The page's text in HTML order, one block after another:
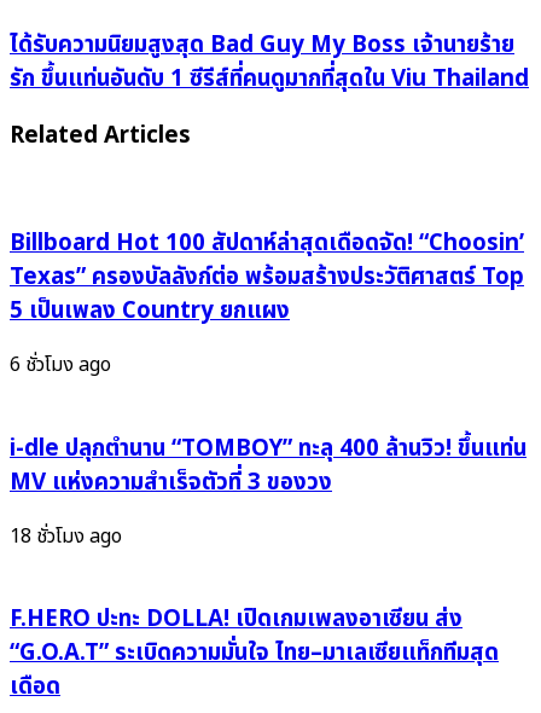
สาว
สวย
เซ็กซี่
ดีกรี
แชมป์
ตี้
ประเทศไทย
วัน
นี้
ขอ
มุก
สาด
ความ
ฮาใน
ไม่
จำกัด
จัด
เต็ม
ได้
รับ
นิยม
Boss เจ้า
นาย
ร้าย
ขึ้น
1
ซี
ที่
มาก
ที่สุด
ใน Viu
ได้รับความนิยมสูงสุด Bad Guy My Boss เจ้านายร้าย
รัก ขึ้นแท่นอันดับ 1 ซีรีส์ที่คนดูมากที่สุดใน Viu Thailand
Related Articles
Billboard Hot 100 สัปดาห์ล่าสุดเดือดจัด! “Choosin’
Texas” ครองบัลลังก์ต่อ พร้อมสร้างประวัติศาสตร์ Top
5 เป็นเพลง Country ยกแผง
6 ชั่วโมง ago
i-dle ปลุกตำนาน “TOMBOY” ทะลุ 400 ล้านวิว! ขึ้นแท่น
MV แห่งความสำเร็จตัวที่ 3 ของวง
18 ชั่วโมง ago
F.HERO ปะทะ DOLLA! เปิดเกมเพลงอาเซียน ส่ง
“G.O.A.T” ระเบิดความมั่นใจ ไทย–มาเลเซียแท็กทีมสุด
เดือด